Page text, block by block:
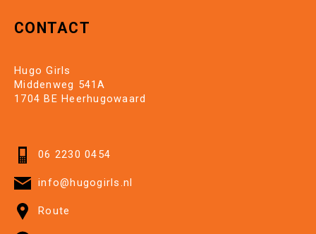
CONTACT
Hugo Girls
Middenweg 541A
1704 BE Heerhugowaard
06 2230 0454
info@hugogirls.nl
Route